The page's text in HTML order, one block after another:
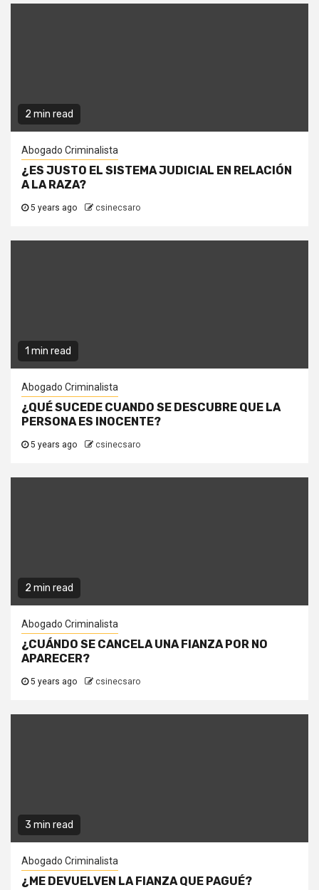
2 min read
Abogado Criminalista
¿ES JUSTO EL SISTEMA JUDICIAL EN RELACIÓN
A LA RAZA?
5 years ago csinecsaro
1 min read
Abogado Criminalista
¿QUÉ SUCEDE CUANDO SE DESCUBRE QUE LA
PERSONA ES INOCENTE?
5 years ago csinecsaro
2 min read
Abogado Criminalista
¿CUÁNDO SE CANCELA UNA FIANZA POR NO
APARECER?
5 years ago csinecsaro
3 min read
Abogado Criminalista
¿ME DEVUELVEN LA FIANZA QUE PAGUÉ?